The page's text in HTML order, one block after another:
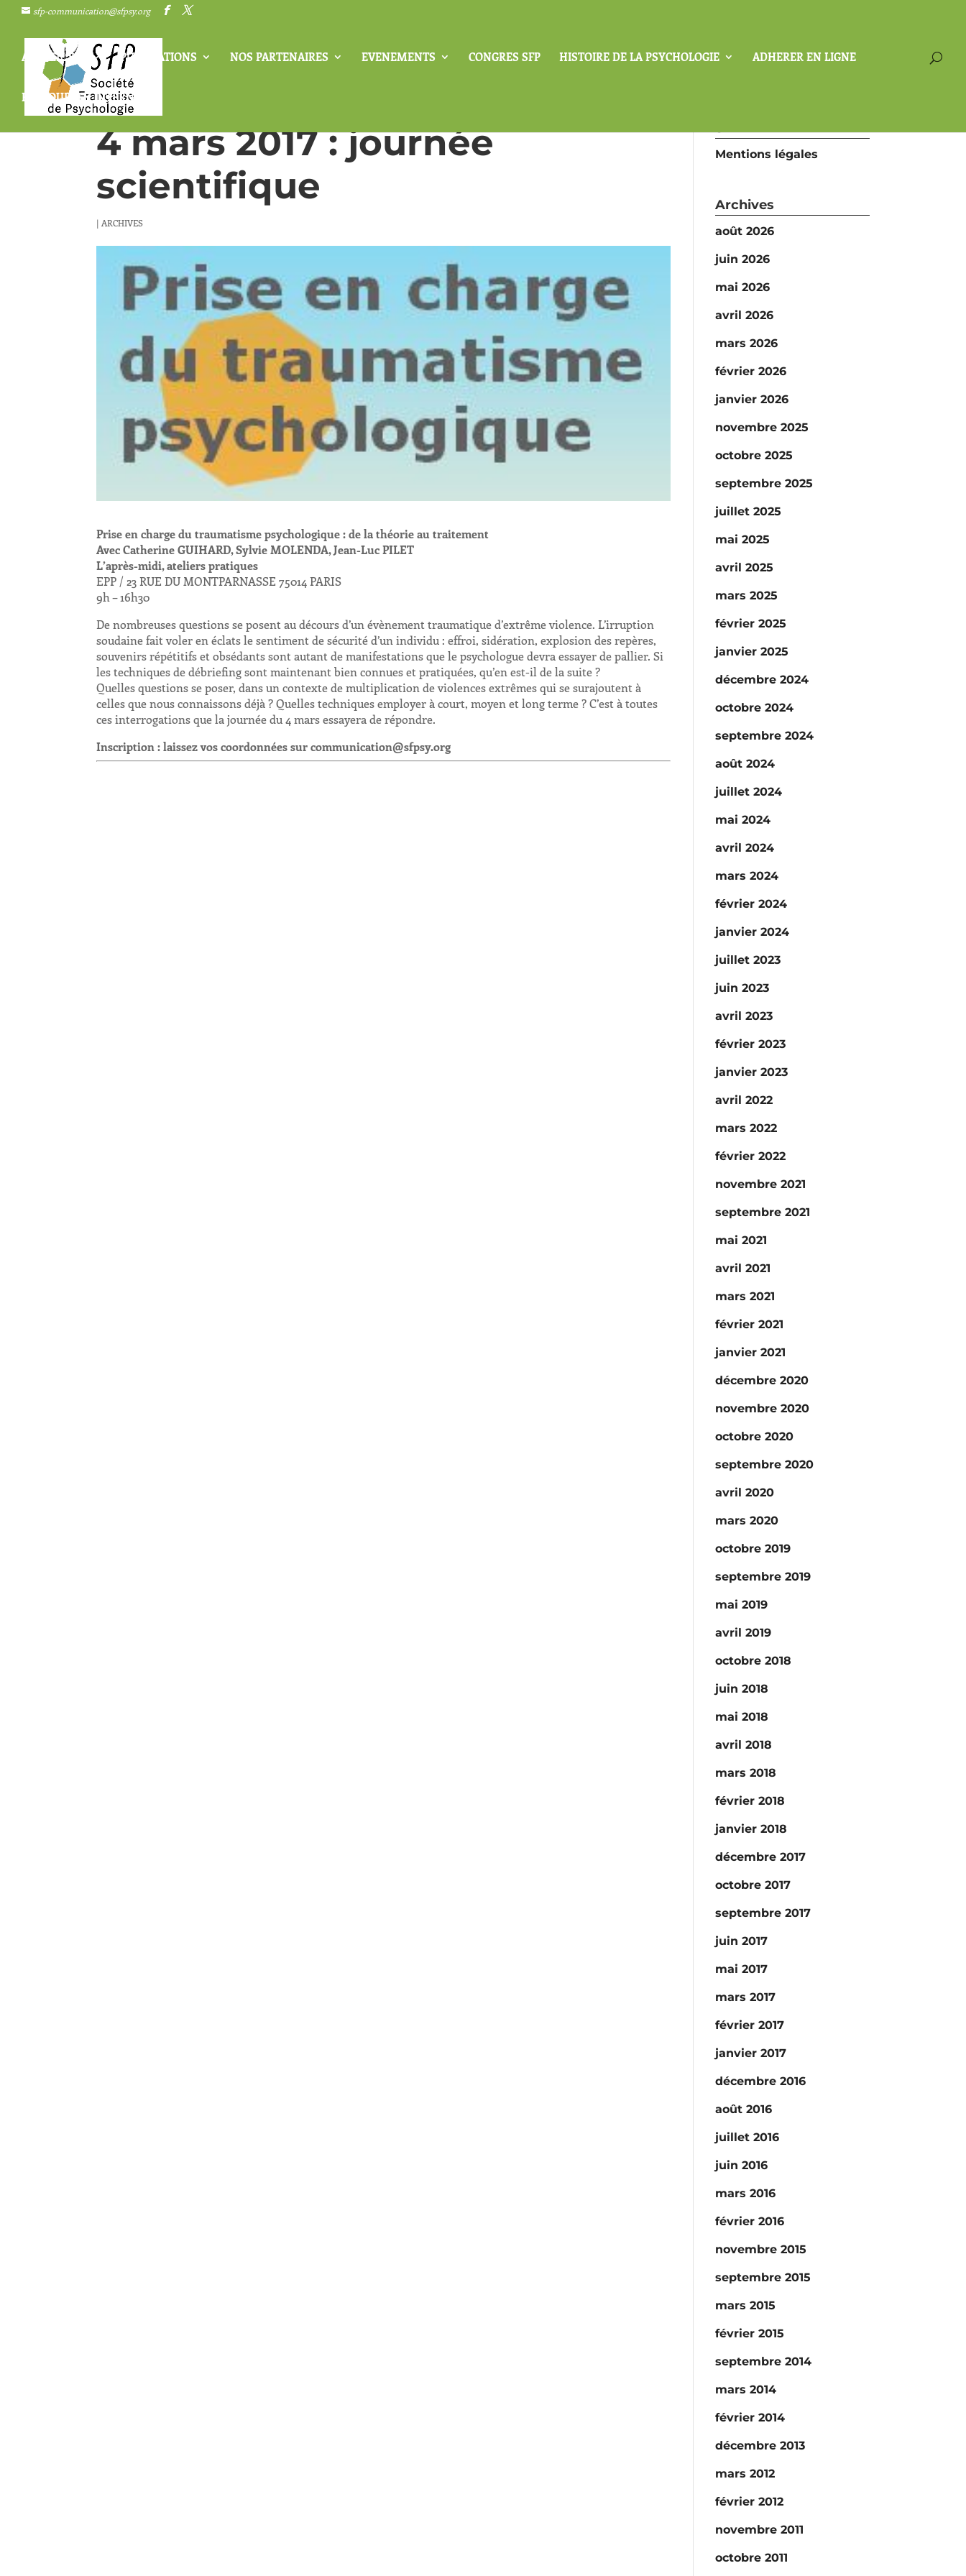
sfp-communication@sfpsy.org
ACCUEIL SFP PUBLICATIONS NOS PARTENAIRES EVENEMENTS CONGRES SFP HISTOIRE DE LA PSYCHOLOGIE ADHERER EN LIGNE
RESSOURCES INTERNES
4 mars 2017 : journée
scientifique
|ARCHIVES
Prise en charge du traumatisme psychologique : de la théorie au traitement
Avec Catherine GUIHARD, Sylvie MOLENDA, Jean-Luc PILET
L’après-midi, ateliers pratiques
EPP / 23 RUE DU MONTPARNASSE 75014 PARIS
9h – 16h30
De nombreuses questions se posent au décours d’un évènement traumatique d’extrême violence. L’irruption
soudaine fait voler en éclats le sentiment de sécurité d’un individu : effroi, sidération, explosion des repères,
souvenirs répétitifs et obsédants sont autant de manifestations que le psychologue devra essayer de pallier. Si
les techniques de débriefing sont maintenant bien connues et pratiquées, qu’en est-il de la suite ?
Quelles questions se poser, dans un contexte de multiplication de violences extrêmes qui se surajoutent à
celles que nous connaissons déjà ? Quelles techniques employer à court, moyen et long terme ? C’est à toutes
ces interrogations que la journée du 4 mars essayera de répondre.
Inscription : laissez vos coordonnées sur communication@sfpsy.org
Mentions légales
Archives
août 2026
juin 2026
mai 2026
avril 2026
mars 2026
février 2026
janvier 2026
novembre 2025
octobre 2025
septembre 2025
juillet 2025
mai 2025
avril 2025
mars 2025
février 2025
janvier 2025
décembre 2024
octobre 2024
septembre 2024
août 2024
juillet 2024
mai 2024
avril 2024
mars 2024
février 2024
janvier 2024
juillet 2023
juin 2023
avril 2023
février 2023
janvier 2023
avril 2022
mars 2022
février 2022
novembre 2021
septembre 2021
mai 2021
avril 2021
mars 2021
février 2021
janvier 2021
décembre 2020
novembre 2020
octobre 2020
septembre 2020
avril 2020
mars 2020
octobre 2019
septembre 2019
mai 2019
avril 2019
octobre 2018
juin 2018
mai 2018
avril 2018
mars 2018
février 2018
janvier 2018
décembre 2017
octobre 2017
septembre 2017
juin 2017
mai 2017
mars 2017
février 2017
janvier 2017
décembre 2016
août 2016
juillet 2016
juin 2016
mars 2016
février 2016
novembre 2015
septembre 2015
mars 2015
février 2015
septembre 2014
mars 2014
février 2014
décembre 2013
mars 2012
février 2012
novembre 2011
octobre 2011